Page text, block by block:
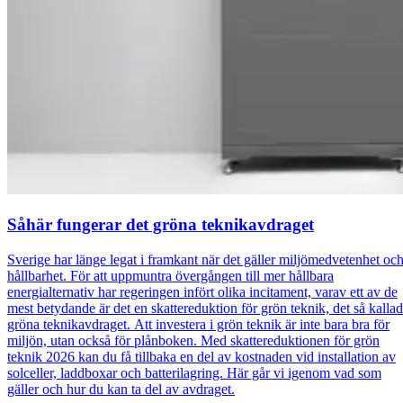
Såhär fungerar det gröna teknikavdraget
Sverige har länge legat i framkant när det gäller miljömedvetenhet och
hållbarhet. För att uppmuntra övergången till mer hållbara
energialternativ har regeringen infört olika incitament, varav ett av de
mest betydande är det en skattereduktion för grön teknik, det så
gröna teknikavdraget. Att investera i grön teknik är inte bara bra för
miljön, utan också för plånboken. Med skattereduktionen för grön
teknik 2026 kan du få tillbaka en del av kostnaden vid installation av
solceller, laddboxar och batterilagring. Här går vi igenom vad som
gäller och hur du kan ta del av avdraget.